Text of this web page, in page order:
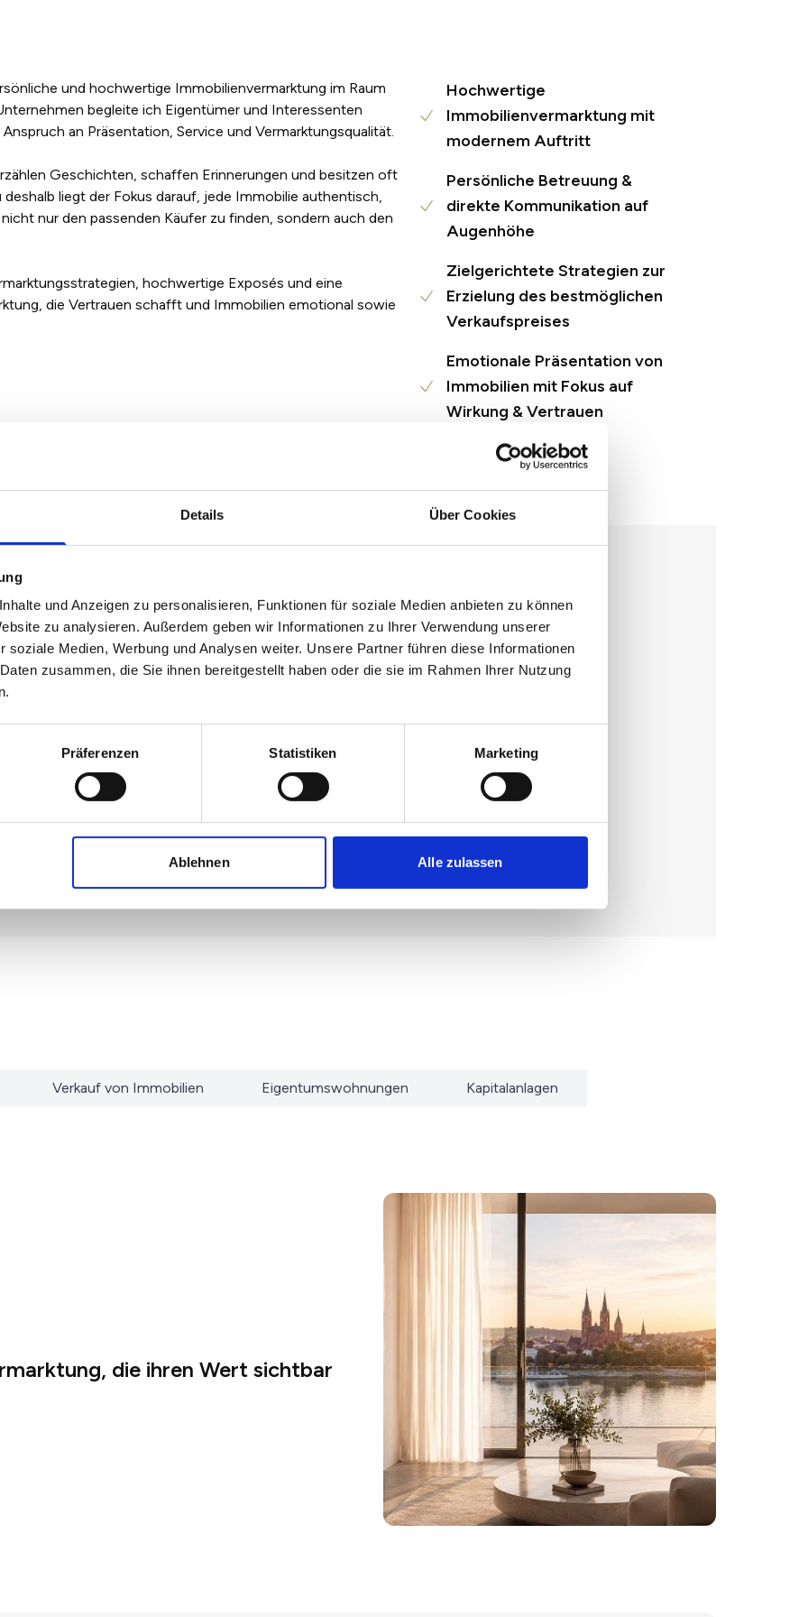
Details Über Cookies
und Anzeigen zu personalisieren, Funktionen für soziale Medien anbieten zu können
zu analysieren. Außerdem geben wir Informationen zu Ihrer Verwendung unserer
soziale Medien, Werbung und Analysen weiter. Unsere Partner führen diese Informationen
zusammen, die Sie ihnen bereitgestellt haben oder die sie im Rahmen Ihrer Nutzung
Präferenzen Statistiken Marketing
Ablehnen Alle zulassen
und hochwertige Immobilienvermarktung im Raum
begleite ich Eigentümer und Interessenten
an Präsentation, Service und Vermarktungsqualität.
Geschichten, schaffen Erinnerungen und besitzen oft
liegt der Fokus darauf, jede Immobilie authentisch,
nur den passenden Käufer zu finden, sondern auch den
hochwertige Exposés und eine
die Vertrauen schafft und Immobilien emotional sowie
Hochwertige
Immobilienvermarktung mit
modernem Auftritt
Persönliche Betreuung &
direkte Kommunikation auf
Augenhöhe
Zielgerichtete Strategien zur
Erzielung des bestmöglichen
Verkaufspreises
Emotionale Präsentation von
Immobilien mit Fokus auf
Wirkung & Vertrauen
Franziska Dalitz
Verkauf von Immobilien Eigentumswohnungen Kapitalanlagen
die ihren Wert sichtbar